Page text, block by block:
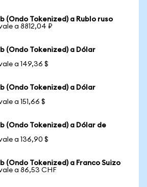
(Ondo Tokenized) a Rublo ruso
a 8812,04 ₽
(Ondo Tokenized) a Dólar
a 149,36 $
(Ondo Tokenized) a Dólar
a 151,66 $
(Ondo Tokenized) a Dólar de
a 136,90 $
(Ondo Tokenized) a Franco Suizo
a 86,53 CHF